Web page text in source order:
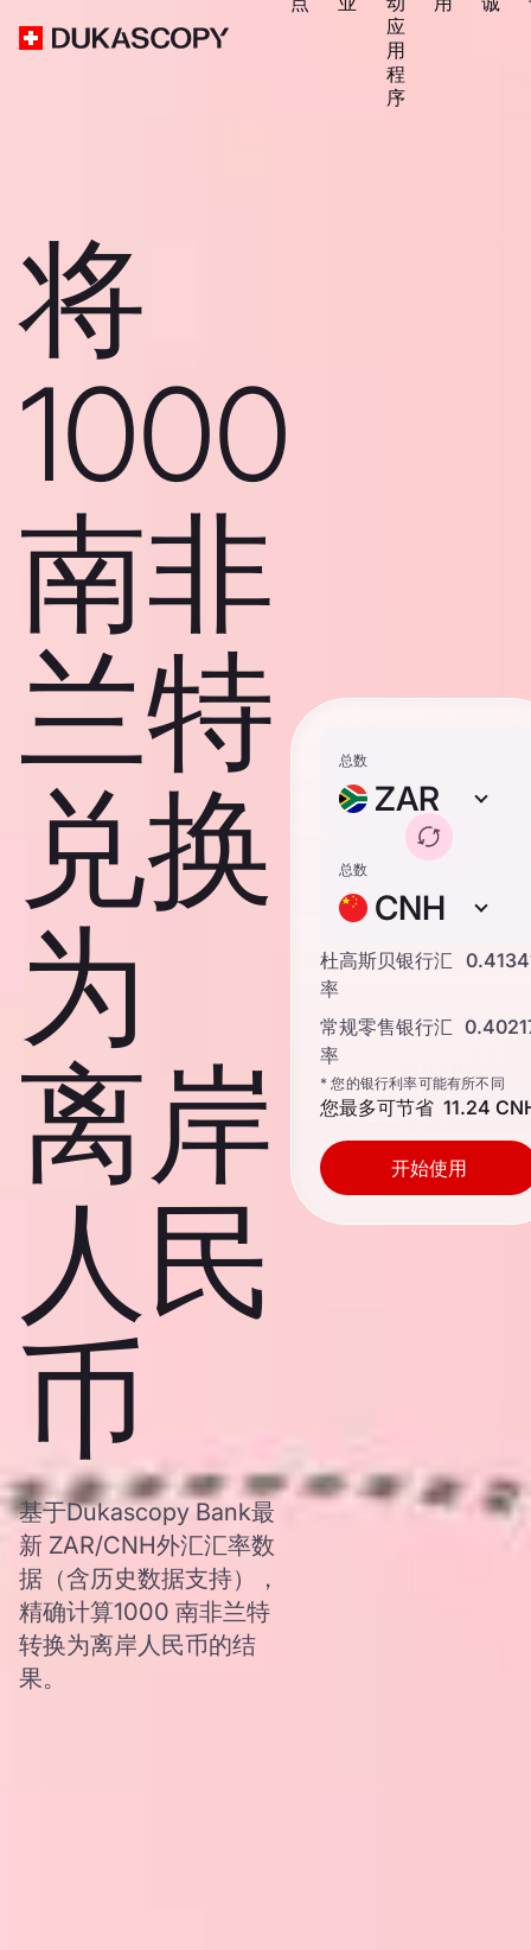
应
用
程
序
将
1000
南非
兰特
兑换
为
离岸
人民
币
基于Dukascopy Bank最
新 ZAR/CNH外汇汇率数
据（含历史数据支持），
精确计算1000 南非兰特
转换为离岸人民币的结
果。
总数
ZAR
总数
CNH
杜高斯贝银行汇
率
常规零售银行汇
率
* 您的银行利率可能有所不同
您最多可节省 11.24
开始使用